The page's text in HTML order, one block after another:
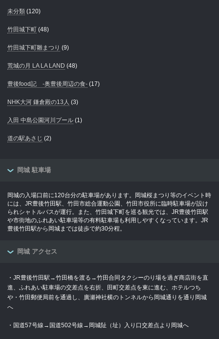
未分類 (120)
竹田城下町 (48)
竹田城下町雛まつり (9)
荒城の月 LA LA LAND (48)
豊後food記 -奥豊後周辺の食- (17)
NHK大河 鎌倉殿の13人 (3)
入田 中島公園河川プール (1)
道の駅あさじ (2)
岡城 駐車場
岡城の入場口前に120台分の駐車場があります。岡城桜まつり等のイベント時
には、JR豊後竹田駅、竹田市総合運動公園、竹田市役所に臨時駐車場が設け
られシャトルバスが運行。また、竹田城下町を巡る観光では、JR豊後竹田駅
や市街地のふれあい駐車場等の有料駐車場も利用しやすくなっています。JR
豊後竹田駅から岡城までは徒歩で約30分程。
岡城 アクセス
・JR豊後竹田駅→竹田橋を渡る→竹田合同タクシーのり場を過ぎ商店街を直
進、ふれあい駐車場の交差点を右折、田町交差点を東に進む、ホテルつち
や・竹田郵便局前を通過し、廣瀬神社横のトンネルから岡城通りを通り岡城
へ
・国道57号線→国道502号線→岡城阯（址）入り口交差点より岡城へ